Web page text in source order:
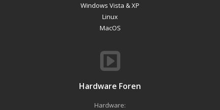
Windows Vista & XP
Linux
MacOS
Hardware Foren
Hardware: